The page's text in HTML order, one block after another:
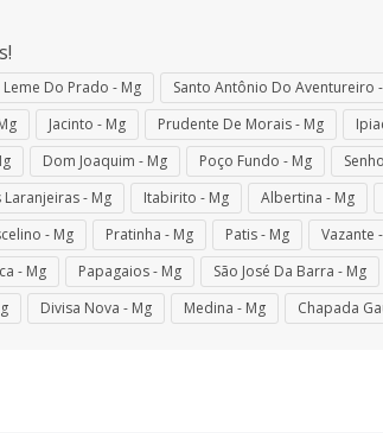
Leme Do Prado - Mg Santo Antônio Do Aventureiro
Jacinto - Mg Prudente De Morais - Mg
Dom Joaquim - Mg Poço Fundo - Mg
Laranjeiras - Mg Itabirito - Mg Albertina - Mg
- Mg Pratinha - Mg Patis - Mg Vazante
- Mg Papagaios - Mg São José Da Barra - Mg
Divisa Nova - Mg Medina - Mg Chapada